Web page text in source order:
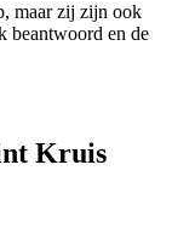
maar zij zijn ook
beantwoord en de
Kruis